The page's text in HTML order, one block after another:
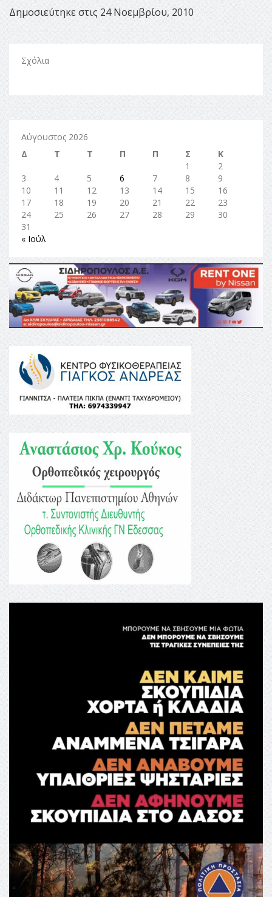
Δημοσιεύτηκε στις 24 Νοεμβρίου, 2010
Σχόλια
Αύγουστος 2026
Δ
Τ Τ Π Π Σ
Κ
1
2
3
4 5 6 7 8
9
10
11 12 13 14 15
16
17
18 19 20 21 22
23
24
25 26 27 28 29
30
31
« Ιούλ